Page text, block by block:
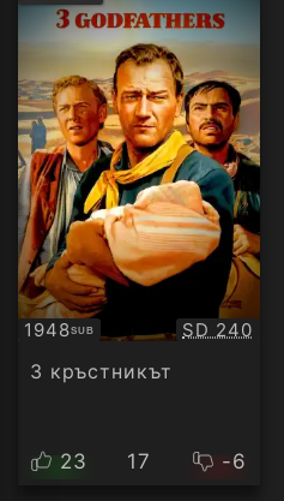
1948SUB
Субтитри Качество:
SD 240
3 кръстникът
23 17 -6